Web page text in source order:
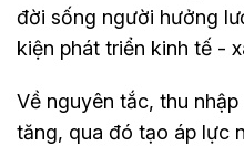
đời sống người hưởng
kiện phát triển kinh tế -
Về nguyên tắc, thu
tăng, qua đó tạo áp lực